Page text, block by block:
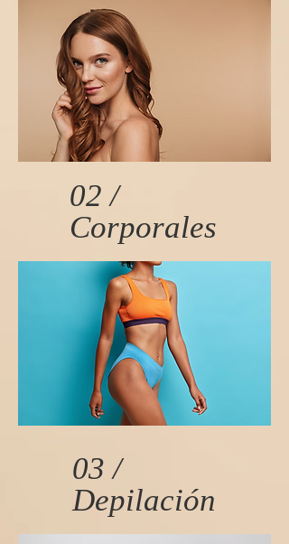
02 /
Corporales
03 /
Depilación